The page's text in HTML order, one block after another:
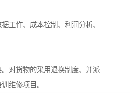
工作、成本控制、利润分析、
对货物的采用退换制度、并派
维修项目。